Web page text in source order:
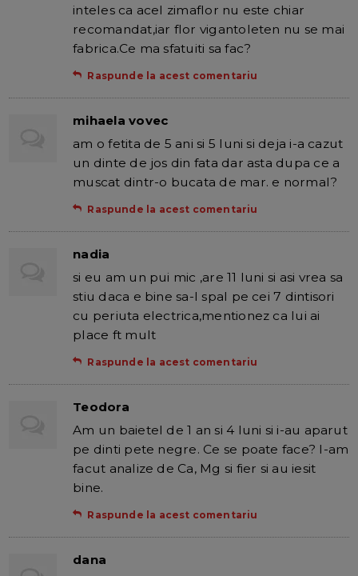
inteles ca acel zimaflor nu este chiar
recomandat,iar flor vigantoleten nu se mai
fabrica.Ce ma sfatuiti sa fac?
Raspunde la acest comentariu
mihaela vovec
am o fetita de 5 ani si 5 luni si deja i-a cazut
un dinte de jos din fata dar asta dupa ce a
muscat dintr-o bucata de mar. e normal?
Raspunde la acest comentariu
nadia
si eu am un pui mic ,are 11 luni si asi vrea sa
stiu daca e bine sa-l spal pe cei 7 dintisori
cu periuta electrica,mentionez ca lui ai
place ft mult
Raspunde la acest comentariu
Teodora
Am un baietel de 1 an si 4 luni si i-au aparut
pe dinti pete negre. Ce se poate face? I-am
facut analize de Ca, Mg si fier si au iesit
bine.
Raspunde la acest comentariu
dana